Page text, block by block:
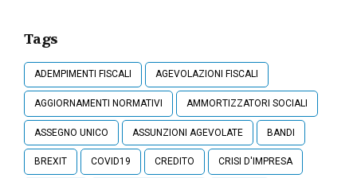
Tags
ADEMPIMENTI FISCALI AGEVOLAZIONI FISCALI
AGGIORNAMENTI NORMATIVI AMMORTIZZATORI SOCIALI
ASSEGNO UNICO ASSUNZIONI AGEVOLATE BANDI
BREXIT COVID19 CREDITO CRISI D'IMPRESA